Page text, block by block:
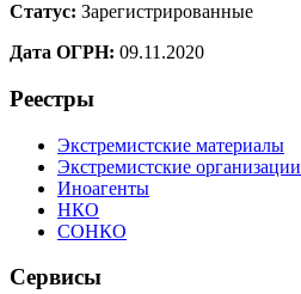
Статус: Зарегистрированные
Дата ОГРН: 09.11.2020
Реестры
Экстремистские материалы
Экстремистские организации
Иноагенты
НКО
СОНКО
Сервисы